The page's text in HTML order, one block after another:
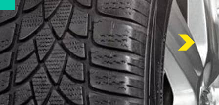
Заменить колесо
Открыть багажник Подвезти бензин